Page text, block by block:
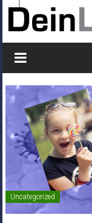
Uncategorized